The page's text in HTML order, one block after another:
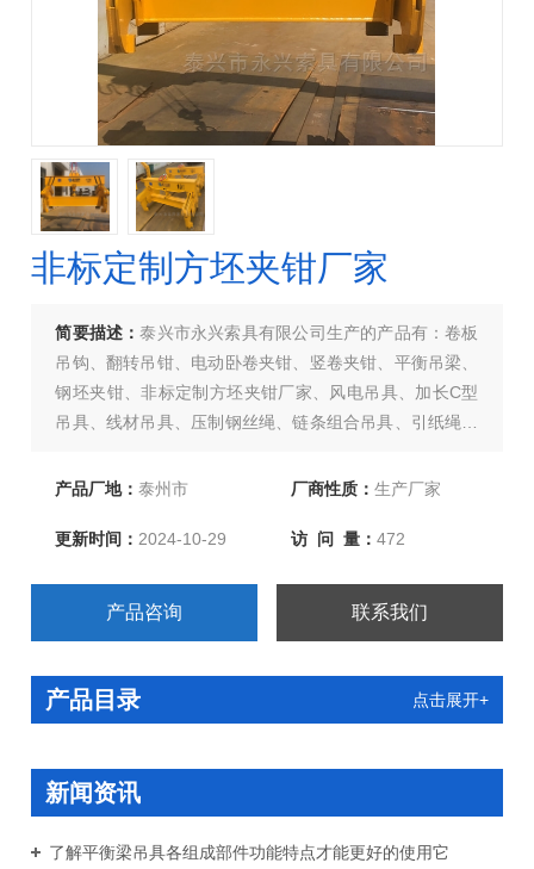
非标定制方坯夹钳厂家
简要描述：泰兴市永兴索具有限公司生产的产品有：卷板
吊钩、翻转吊钳、电动卧卷夹钳、竖卷夹钳、平衡吊梁、
钢坯夹钳、非标定制方坯夹钳厂家、风电吊具、加长C型
吊具、线材吊具、压制钢丝绳、链条组合吊具、引纸绳、
百个品种。产品被广泛应用于电力、冶金、石油、机械、
产品厂地：泰州市 厂商性质： 生产厂家
更新时间：2024-10-29 访 问 量： 472
产品咨询 联系我们
产品目录 点击展开+
新闻资讯
了解平衡梁吊具各组成部件功能特点才能更好的使用它